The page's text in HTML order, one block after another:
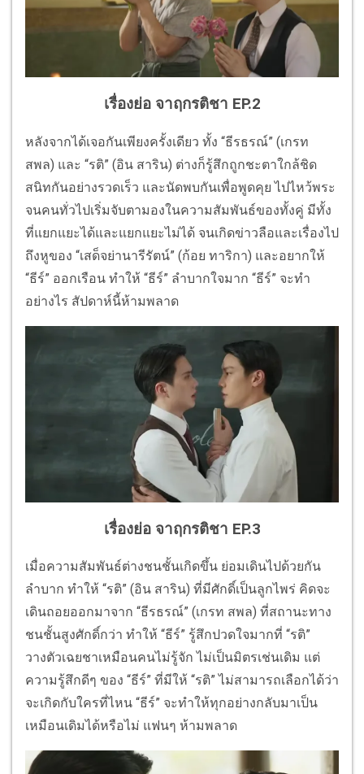
เรื่องย่อ จาฤกรติชา EP.2
หลังจากได้เจอกันเพียงครั้งเดียว ทั้ง “ธีรธรณ์” (เกรท
สพล) และ “รติ” (อิน สาริน) ต่างก็รู้สึกถูกชะตาใกล้ชิด
สนิทกันอย่างรวดเร็ว และนัดพบกันเพื่อพูดคุย ไปไหว้พระ
จนคนทั่วไปเริ่มจับตามองในความสัมพันธ์ของทั้งคู่ มีทั้ง
ที่แยกแยะได้และแยกแยะไม่ได้ จนเกิดข่าวลือและเรื่องไป
ถึงหูของ “เสด็จย่านารีรัตน์” (ก้อย ทาริกา) และอยากให้
“ธีร์” ออกเรือน ทำให้ “ธีร์” ลำบากใจมาก “ธีร์” จะทำ
อย่างไร สัปดาห์นี้ห้ามพลาด
เรื่องย่อ จาฤกรติชา EP.3
เมื่อความสัมพันธ์ต่างชนชั้นเกิดขึ้น ย่อมเดินไปด้วยกัน
ลำบาก ทำให้ “รติ” (อิน สาริน) ที่มีศักดิ์เป็นลูกไพร่ คิดจะ
เดินถอยออกมาจาก “ธีรธรณ์” (เกรท สพล) ที่สถานะทาง
ชนชั้นสูงศักดิ์กว่า ทำให้ “ธีร์” รู้สึกปวดใจมากที่ “รติ”
วางตัวเฉยชาเหมือนคนไม่รู้จัก ไม่เป็นมิตรเช่นเดิม แต่
ความรู้สึกดีๆ ของ “ธีร์” ที่มีให้ “รติ” ไม่สามารถเลือกได้ว่า
จะเกิดกับใครที่ไหน “ธีร์” จะทำให้ทุกอย่างกลับมาเป็น
เหมือนเดิมได้หรือไม่ แฟนๆ ห้ามพลาด